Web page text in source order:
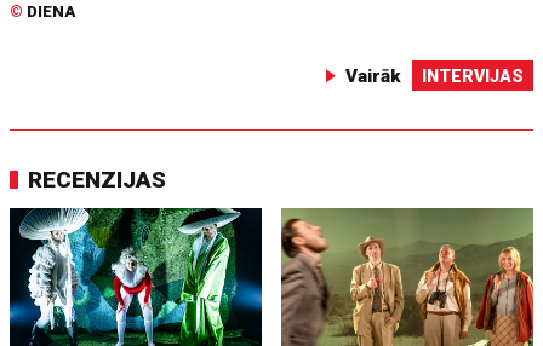
© DIENA
Vairāk INTERVIJAS
RECENZIJAS